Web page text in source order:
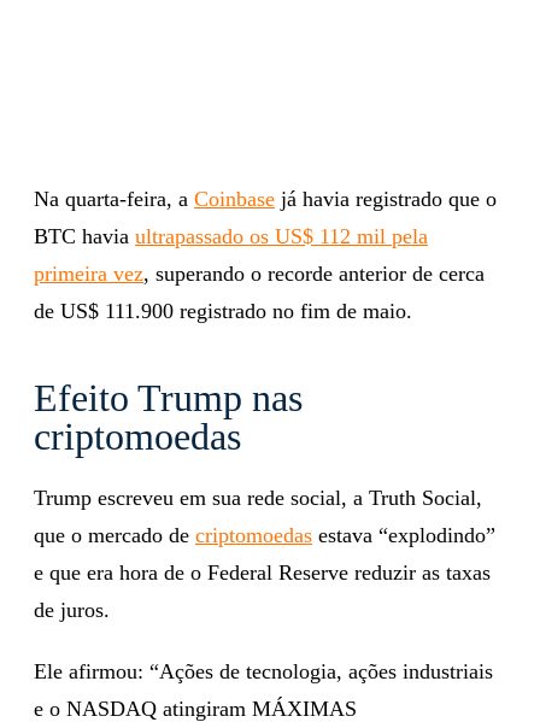
Na quarta-feira, a Coinbase já havia registrado que o
BTC havia ultrapassado os US$ 112 mil pela
primeira vez, superando o recorde anterior de cerca
de US$ 111.900 registrado no fim de maio.
Efeito Trump nas
criptomoedas
Trump escreveu em sua rede social, a Truth Social,
que o mercado de criptomoedas estava “explodindo”
e que era hora de o Federal Reserve reduzir as taxas
de juros.
Ele afirmou: “Ações de tecnologia, ações industriais
e o NASDAQ atingiram MÁXIMAS